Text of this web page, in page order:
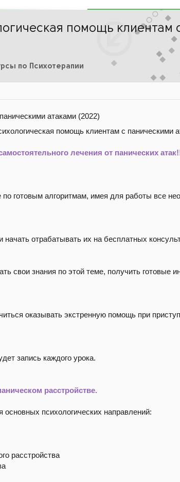
помощь
по Психотерапии
атаками (2022)
лечения от панических
по готовым алгоритмам, имея для работы все
отрабатывать их на бесплатных
свои знания по этой теме, получить готовые
оказывать экстренную помощь при
запись каждого урока.
расстройстве.
основных психологических направлений:
расстройства